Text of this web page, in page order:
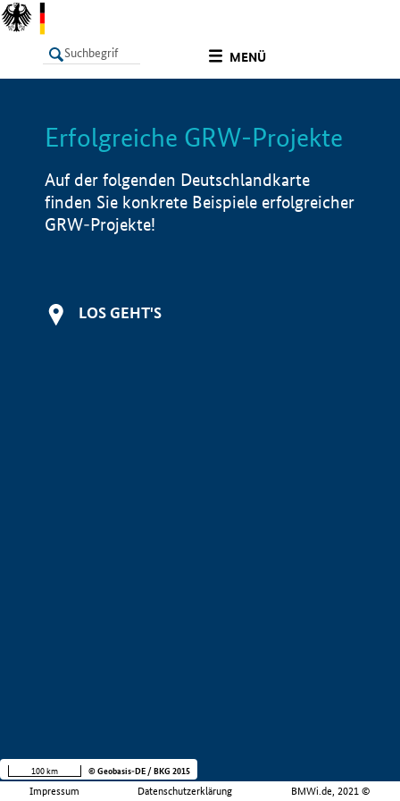
MENÜ
LISTE Info
Erfolgreiche GRW-Projekte
Auf der folgenden Deutschlandkarte
finden Sie konkrete Beispiele erfolgreicher
GRW-Projekte!
LOS GEHT'S
Impressum Datenschutzerklärung BMWi.de, 2021 ©
100 km © Geobasis-DE / BKG 2015